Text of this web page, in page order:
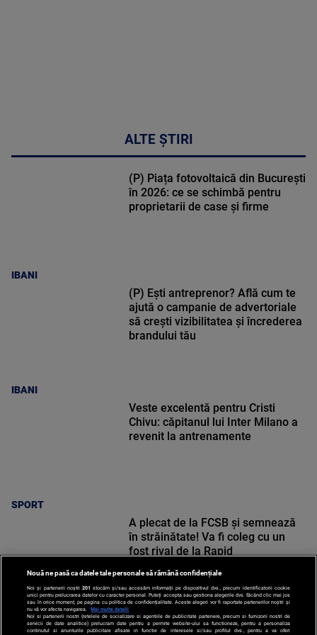
ALTE ȘTIRI
IBANI
(P) Piața fotovoltaică din București
în 2026: ce se schimbă pentru
proprietarii de case și firme
IBANI
(P) Ești antreprenor? Află cum te
ajută o campanie de advertoriale
să crești vizibilitatea și încrederea
brandului tău
SPORT
Veste excelentă pentru Cristi
Chivu: căpitanul lui Inter Milano a
revenit la antrenamente
SPORT
A plecat de la FCSB și semnează
în străinătate! Va fi coleg cu un
fost rival de la Rapid
Nouă ne pasă ca datele tale personale să rămână confidențiale
Noi și partenerii noștri 201 stocăm și/sau accesăm informații pe dispozitivul dvs., precum identificatorii cookie
unici pentru prelucrarea datelor cu caracter personal. Puteți accepta sau gestiona alegerile dvs. făcând clic mai jos
sau în orice moment, pe pagina cu politica de confidențialitate. Aceste alegeri vor fi raportate partenerilor noștri și
nu vă vor afecta navigarea.
Mai multe detalii
Noi si partenerii nostri (retelele de socializare si agentiile de publicitate partenere, precum si furnizorii nostri de
servicii de date analitice) prelucram date pentru a permite website-ului sa functioneze, pentru a personaliza
continutul si anunturile publicitare afisate in functie de interesele si/sau profilul dvs., pentru a va oferi